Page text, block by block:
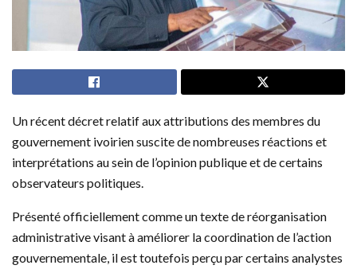
Un récent décret relatif aux attributions des membres du
gouvernement ivoirien suscite de nombreuses réactions et
interprétations au sein de l’opinion publique et de certains
observateurs politiques.
Présenté officiellement comme un texte de réorganisation
administrative visant à améliorer la coordination de l’action
gouvernementale, il est toutefois perçu par certains analystes